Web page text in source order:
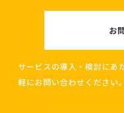
お
サービスの導入・検討にあ
軽にお問い合わせください。